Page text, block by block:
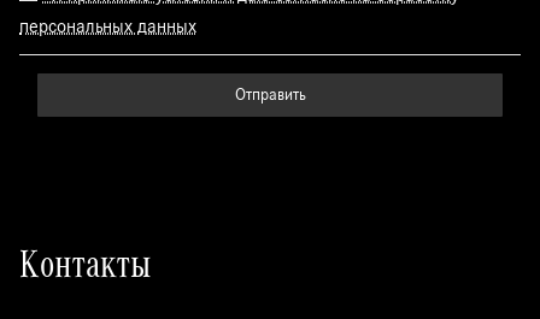
персональных данных
Отправить
Контакты